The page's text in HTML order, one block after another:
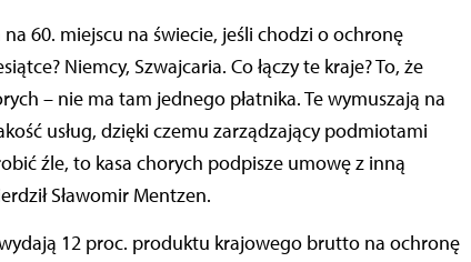
60. miejscu na świecie, jeśli chodzi o ochronę
Niemcy, Szwajcaria. Co łączy te kraje? To, że
– nie ma tam jednego płatnika. Te wymuszają na
usług, dzięki czemu zarządzający podmiotami
źle, to kasa chorych podpisze umowę z inną
Sławomir Mentzen.
12 proc. produktu krajowego brutto na ochronę